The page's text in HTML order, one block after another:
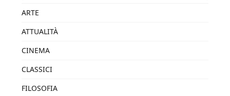
ARTE
ATTUALITÀ
CINEMA
CLASSICI
FILOSOFIA